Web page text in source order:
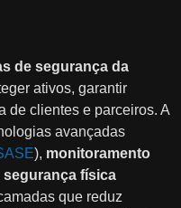
de segurança da
ativos, garantir
de clientes e parceiros. A
avançadas
), monitoramento
segurança física
que reduz